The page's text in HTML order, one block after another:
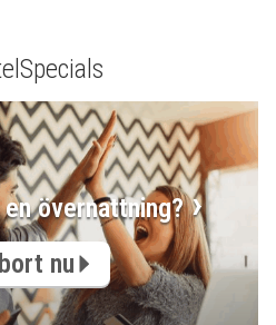
övernattning?
nu